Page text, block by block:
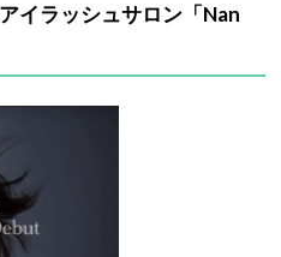
ラッシュサロン「Nan